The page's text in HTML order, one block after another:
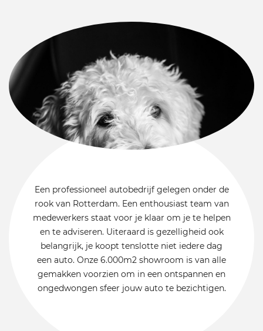
Een professioneel autobedrijf gelegen onder de
rook van Rotterdam. Een enthousiast team van
medewerkers staat voor je klaar om je te helpen
en te adviseren. Uiteraard is gezelligheid ook
belangrijk, je koopt tenslotte niet iedere dag
een auto. Onze 6.000m2 showroom is van alle
gemakken voorzien om in een ontspannen en
ongedwongen sfeer jouw auto te bezichtigen.